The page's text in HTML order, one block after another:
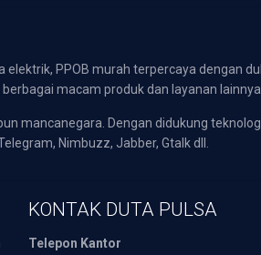
PPOB murah terpercaya dengan
macam produk dan layanan lainnya.
mancanegara. Dengan didukung
Nimbuzz, Jabber, Gtalk dll.
KONTAK DUTA PULSA
Telepon Kantor